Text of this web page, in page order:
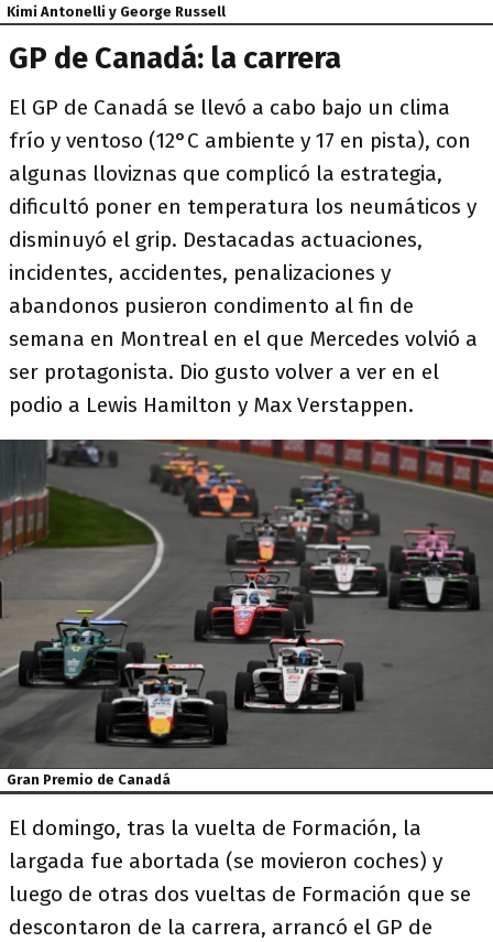
Kimi Antonelli y George Russell
GP de Canadá: la carrera
El GP de Canadá se llevó a cabo bajo un clima
frío y ventoso (12°C ambiente y 17 en pista), con
algunas lloviznas que complicó la estrategia,
dificultó poner en temperatura los neumáticos y
disminuyó el grip. Destacadas actuaciones,
incidentes, accidentes, penalizaciones y
abandonos pusieron condimento al fin de
semana en Montreal en el que Mercedes volvió a
ser protagonista. Dio gusto volver a ver en el
podio a Lewis Hamilton y Max Verstappen.
Gran Premio de Canadá
El domingo, tras la vuelta de Formación, la
largada fue abortada (se movieron coches) y
luego de otras dos vueltas de Formación que se
descontaron de la carrera, arrancó el GP de